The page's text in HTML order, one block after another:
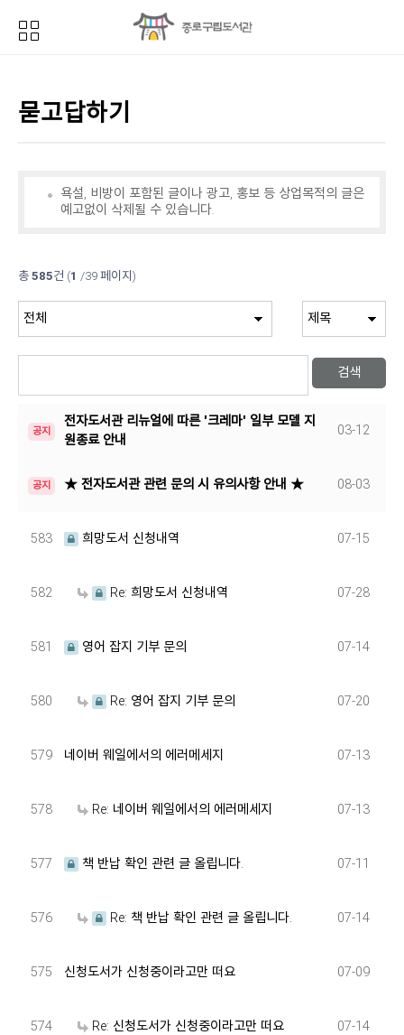
묻고답하기
욕설, 비방이 포함된 글이나 광고, 홍보 등 상업목적의 글은
예고없이 삭제될 수 있습니다.
총 585건 (1 /39 페이지)
공지
전자도서관 리뉴얼에 따른 '크레마' 일부 모델 지
원종료 안내
03-12
공지 ★ 전자도서관 관련 문의 시 유의사항 안내 ★ 08-03
583 희망도서 신청내역 07-15
582 Re: 희망도서 신청내역 07-28
581 영어 잡지 기부 문의 07-14
580 Re: 영어 잡지 기부 문의 07-20
579 네이버 웨일에서의 에러메세지 07-13
578 Re: 네이버 웨일에서의 에러메세지 07-13
577 책 반납 확인 관련 글 올립니다. 07-11
576 Re: 책 반납 확인 관련 글 올립니다. 07-14
575 신청도서가 신청중이라고만 떠요 07-09
574 Re: 신청도서가 신청중이라고만 떠요 07-14